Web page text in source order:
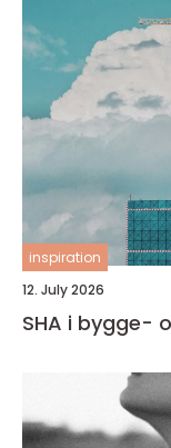
inspiration
12. July 2026
SHA i bygge-